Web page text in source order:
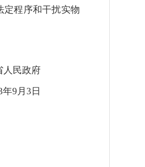
定程序和干扰实物
省人民政府
年9月3日